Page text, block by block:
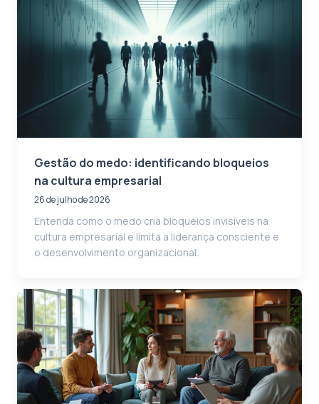
Gestão do medo: identificando bloqueios
na cultura empresarial
26 de julho de 2026
Entenda como o medo cria bloqueios invisíveis na
cultura empresarial e limita a liderança consciente e
o desenvolvimento organizacional.